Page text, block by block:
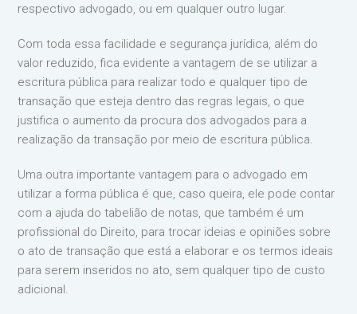
respectivo advogado, ou em qualquer outro lugar.
Com toda essa facilidade e segurança jurídica, além do
valor reduzido, fica evidente a vantagem de se utilizar a
escritura pública para realizar todo e qualquer tipo de
transação que esteja dentro das regras legais, o que
justifica o aumento da procura dos advogados para a
realização da transação por meio de escritura pública.
Uma outra importante vantagem para o advogado em
utilizar a forma pública é que, caso queira, ele pode contar
com a ajuda do tabelião de notas, que também é um
profissional do Direito, para trocar ideias e opiniões sobre
o ato de transação que está a elaborar e os termos ideais
para serem inseridos no ato, sem qualquer tipo de custo
adicional.